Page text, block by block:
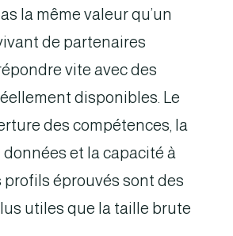
la même valeur qu’un
de partenaires
vite avec des
disponibles. Le
des compétences, la
et la capacité à
profils éprouvés sont des
utiles que la taille brute